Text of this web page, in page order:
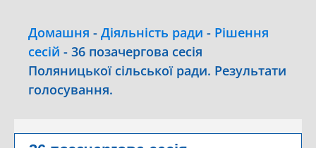
Домашня - Діяльність ради - Рішення
сесій - 36 позачергова сесія
Поляницької сільської ради. Результати
голосування.